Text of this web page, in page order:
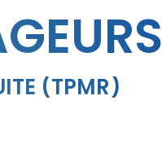
(TPMR)